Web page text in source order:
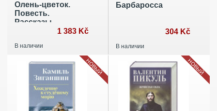
Олень-цветок.
Повесть.
Рассказы.
Путевой дневник
1 383 Kč
В наличии
Барбаросса
304 Kč
В наличии
НОВЫЙ НОВЫЙ